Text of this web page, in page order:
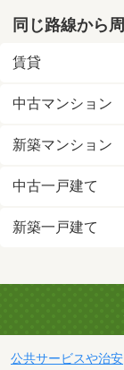
同じ路線から
賃貸
中古マンション
新築マンション
中古一戸建て
新築一戸建て
公共サービスや治安